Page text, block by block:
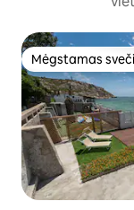
Mėgstamas
Mėgstamas